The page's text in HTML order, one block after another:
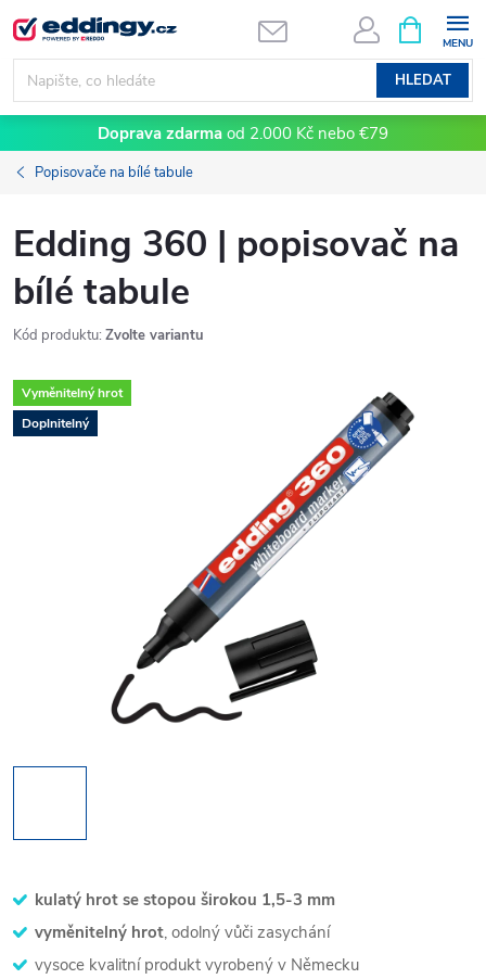
Přejít
na
obsah
HLEDAT
NÁKUPNÍ
KOŠÍK
Doprava zdarma od 2.000 Kč nebo €79
Popisovače na bílé tabule
Edding 360 | popisovač na
bílé tabule
Kód produktu: Zvolte variantu
Vyměnitelný hrot
Doplnitelný
kulatý hrot se stopou širokou 1,5-3 mm
vyměnitelný hrot, odolný vůči zasychání
vysoce kvalitní produkt vyrobený v Německu